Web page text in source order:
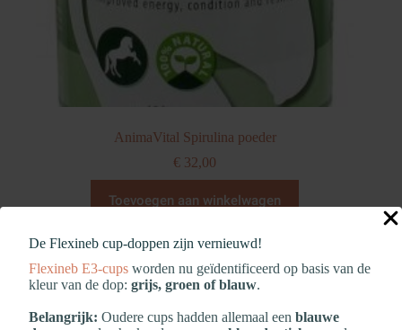
De Flexineb cup‑doppen zijn vernieuwd!
Flexineb E3‑cups worden nu geïdentificeerd op basis van de
kleur van de dop: grijs, groen of blauw.
Belangrijk: Oudere cups hadden allemaal een blauwe
AnimaVital Spirulina poeder
€ 32,00
Toevoegen aan winkelwagen